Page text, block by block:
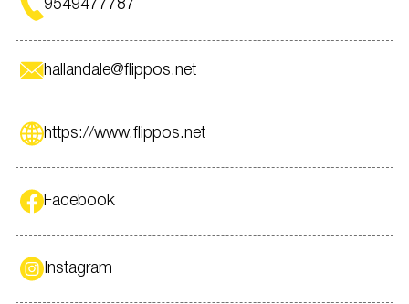
9549477787
hallandale@flippos.net
https://www.flippos.net
Facebook
Instagram